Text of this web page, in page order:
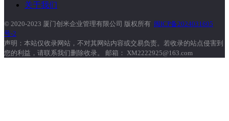
关于我们
© 2020-2023 厦门创米企业管理有限公司 版权所有 闽ICP备2024031605
号-2
声明：本站仅收录网站，不对其网站内容或交易负责。若收录的站点侵害到
您的利益，请联系我们删除收录。 邮箱： XM2222925@163.com